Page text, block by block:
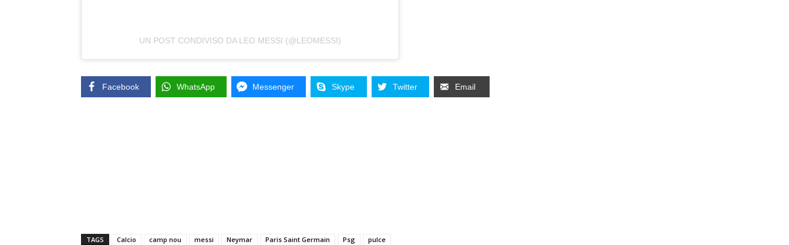
UN POST CONDIVISO DA LEO MESSI (@LEOMESSI)
Facebook WhatsApp Messenger Skype Twitter Email
TAGS Calcio camp nou messi Neymar Paris Saint Germain Psg pulce